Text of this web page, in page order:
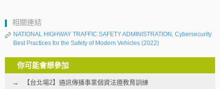
相關連結
NATIONAL HIGHWAY TRAFFIC SAFETY ADMINISTRATION, Cybersecurity
Best Practices for the Safety of Modern Vehicles (2022)
你可能會想參加
【台北場2】通訊傳播事業個資法遵教育訓練